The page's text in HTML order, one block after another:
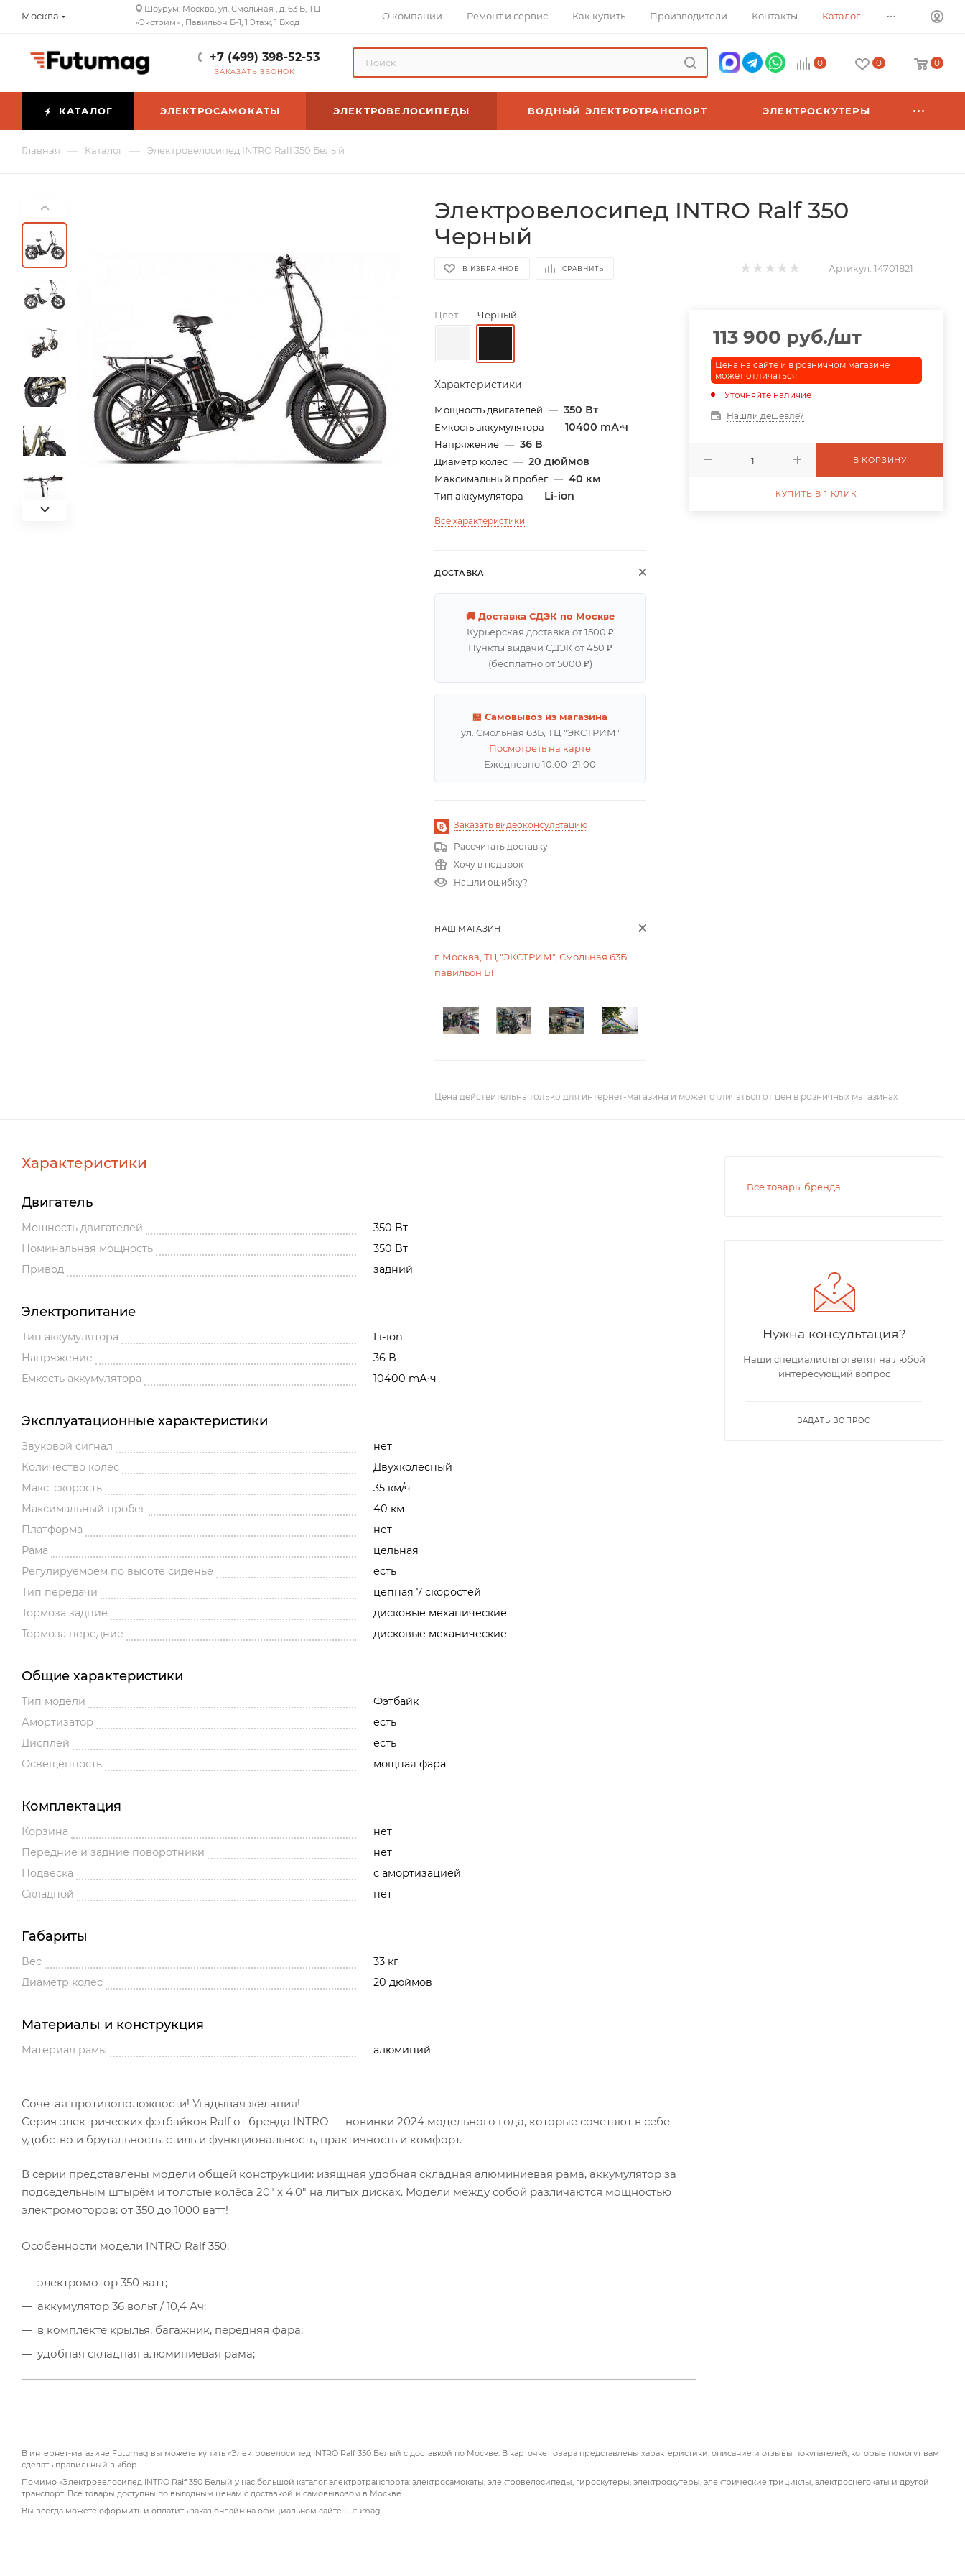
Москва
Шоурум: Москва, ул. Смольная , д. 63 Б, ТЦ
«Экстрим» , Павильон Б-1, 1 Этаж, 1 Вход
О компании Ремонт и сервис Как купить Производители Контакты Каталог ...
+7 (499) 398-52-53
ЗАКАЗАТЬ ЗВОНОК
0 0 0
КАТАЛОГ ЭЛЕКТРОСАМОКАТЫ ЭЛЕКТРОВЕЛОСИПЕДЫ ВОДНЫЙ ЭЛЕКТРОТРАНСПОРТ ЭЛЕКТРОСКУТЕРЫ
Главная — Каталог — Электровелосипед INTRO Ralf 350 Белый
Электровелосипед INTRO Ralf 350
Черный
В ИЗБРАННОЕ СРАВНИТЬ Артикул: 14701821
Цвет — Черный
Характеристики
Мощность двигателей — 350 Вт
Емкость аккумулятора — 10400 mА⋅ч
Напряжение — 36 В
Диаметр колес — 20 дюймов
Максимальный пробег — 40 км
Тип аккумулятора — Li-ion
Все характеристики
ДОСТАВКА
🚚 Доставка СДЭК по Москве
Курьерская доставка от 1500 ₽
Пункты выдачи СДЭК от 450 ₽
(бесплатно от 5000 ₽)
🏪 Самовывоз из магазина
ул. Смольная 63Б, ТЦ "ЭКСТРИМ"
Посмотреть на карте
Ежедневно 10:00–21:00
Заказать видеоконсультацию
Рассчитать доставку
Хочу в подарок
Нашли ошибку?
НАШ МАГАЗИН
г. Москва, ТЦ "ЭКСТРИМ", Смольная 63Б,
павильон Б1
113 900 руб./шт
Цена на сайте и в розничном магазине
может отличаться
Уточняйте наличие
Нашли дешевле?
В КОРЗИНУ
КУПИТЬ В 1 КЛИК
Цена действительна только для интернет-магазина и может отличаться от цен в розничных магазинах
Характеристики
Двигатель
Мощность двигателей
350 Вт
Номинальная мощность
350 Вт
Привод
задний
Электропитание
Тип аккумулятора
Li-ion
Напряжение
36 В
Емкость аккумулятора
10400 mА⋅ч
Эксплуатационные характеристики
Звуковой сигнал
нет
Количество колес
Двухколесный
Макс. скорость
35 км/ч
Максимальный пробег
40 км
Платформа
нет
Рама
цельная
Регулируемоем по высоте сиденье
есть
Тип передачи
цепная 7 скоростей
Тормоза задние
дисковые механические
Тормоза передние
дисковые механические
Общие характеристики
Тип модели
Фэтбайк
Амортизатор
есть
Дисплей
есть
Освещенность
мощная фара
Комплектация
Корзина
нет
Передние и задние поворотники
нет
Подвеска
с амортизацией
Складной
нет
Габариты
Вес
33 кг
Диаметр колес
20 дюймов
Материалы и конструкция
Материал рамы алюминий
Сочетая противоположности! Угадывая желания!
Серия электрических фэтбайков Ralf от бренда INTRO — новинки 2024 модельного года, которые сочетают в себе
удобство и брутальность, стиль и функциональность, практичность и комфорт.
В серии представлены модели общей конструкции: изящная удобная складная алюминиевая рама, аккумулятор за
подседельным штырём и толстые колёса 20" х 4.0" на литых дисках. Модели между собой различаются мощностью
электромоторов: от 350 до 1000 ватт!
Особенности модели INTRO Ralf 350:
электромотор 350 ватт;
аккумулятор 36 вольт / 10,4 Ач;
в комплекте крылья, багажник, передняя фара;
удобная складная алюминиевая рама;
7-скоростная трансмиссия Shimano;
Все товары бренда
Нужна консультация?
Наши специалисты ответят на любой
интересующий вопрос
ЗАДАТЬ ВОПРОС
В интернет-магазине Futumag вы можете купить «Электровелосипед INTRO Ralf 350 Белый с доставкой по Москве. В карточке товара представлены характеристики, описание и отзывы покупателей, которые помогут вам
сделать правильный выбор.
Помимо «Электровелосипед INTRO Ralf 350 Белый у нас большой каталог электротранспорта: электросамокаты, электровелосипеды, гироскутеры, электроскутеры, электрические трициклы, электроснегокаты и другой
транспорт. Все товары доступны по выгодным ценам с доставкой и самовывозом в Москве.
Вы всегда можете оформить и оплатить заказ онлайн на официальном сайте Futumag.